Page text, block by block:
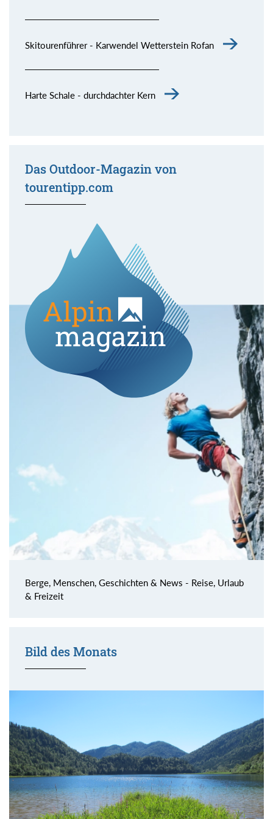
Skitourenführer - Karwendel Wetterstein Rofan
Harte Schale - durchdachter Kern
Das Outdoor-Magazin von
tourentipp.com
Berge, Menschen, Geschichten & News - Reise, Urlaub
& Freizeit
Bild des Monats